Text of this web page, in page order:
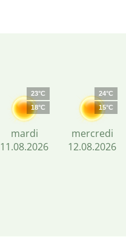
23°C
18°C
mardi
11.08.2026
24°C
15°C
mercredi
12.08.2026